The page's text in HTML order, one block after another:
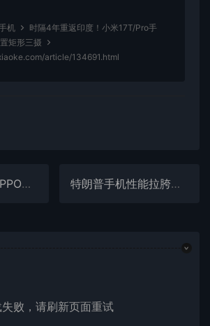
机
时隔4年重返印度！小米17T/Pro手
矩形三摄
article/134691.html
一页纸都写不下 特朗普手机性能拉胯：实测仅相当于5年前老手机
失败，请刷新页面重试